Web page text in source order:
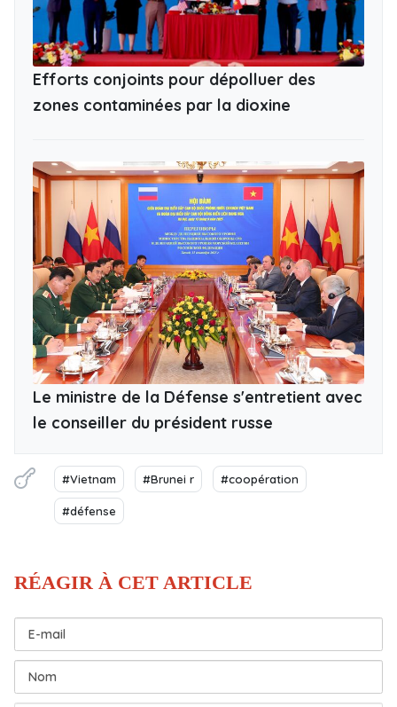
Efforts conjoints pour dépolluer des
zones contaminées par la dioxine
Le ministre de la Défense s'entretient avec
le conseiller du président russe
#Vietnam #Brunei r #coopération
#défense